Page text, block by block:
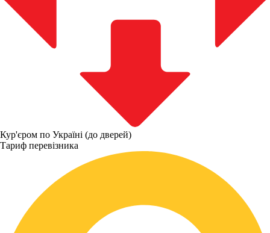
Кур'єром по Україні (до дверей)
Тариф перевізника